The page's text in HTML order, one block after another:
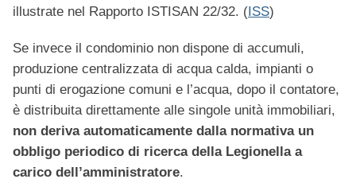
illustrate nel Rapporto ISTISAN 22/32. ( ISS)
Se invece il condominio non dispone di accumuli,
produzione centralizzata di acqua calda, impianti o
punti di erogazione comuni e l’acqua, dopo il contatore,
è distribuita direttamente alle singole unità immobiliari,
non deriva automaticamente dalla normativa un
obbligo periodico di ricerca della Legionella a
carico dell’amministratore.